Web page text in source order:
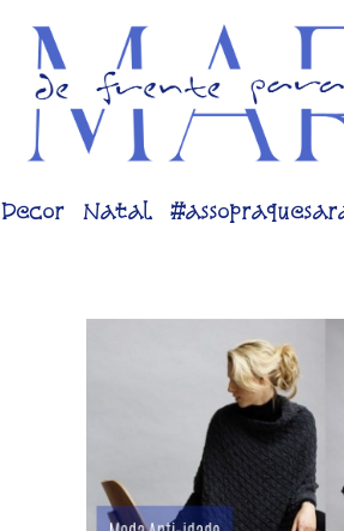
Decor Natal